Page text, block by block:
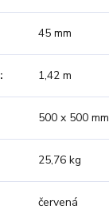
45 mm
1,42 m
500 x 500 mm
25,76 kg
červená